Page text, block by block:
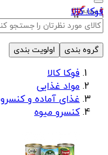
فوکا کالا
گروه بندی اولویت بندی
فوکا کالا
مواد غذایی
غذای آماده و
کنسرو میوه